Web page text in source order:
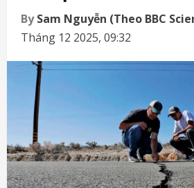
BySam Nguyễn (Theo BBC
Tháng 12 2025, 09:32